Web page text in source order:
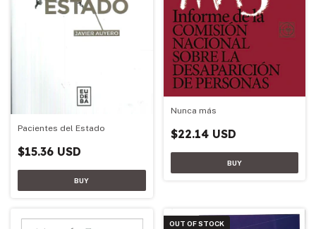
Pacientes del Estado
$15.36 USD
Nunca más
$22.14 USD
OUT OF STOCK